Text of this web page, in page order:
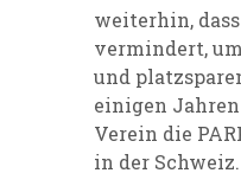
weiterhin,
vermindert,
und
einigen
Verein die
in der Schweiz.